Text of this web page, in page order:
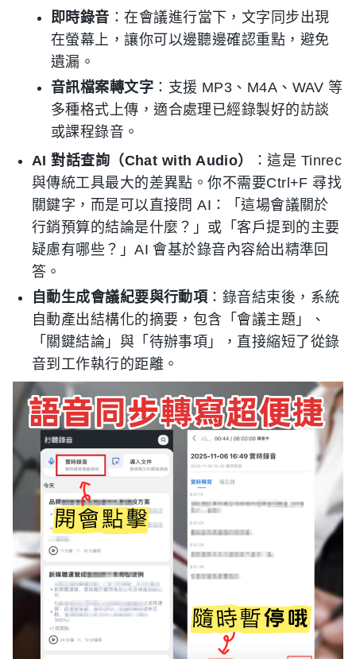
即時錄音 ：在會議進行當下，文字同步出現
在螢幕上，讓你可以邊聽邊確認重點，避免
遺漏。
音訊檔案轉文字 ：支援 MP3、M4A、WAV 等
多種格式上傳，適合處理已經錄製好的訪談
或課程錄音。
AI 對話查詢（Chat with Audio）
：這是 Tinrec
與傳統工具最大的差異點。你不需要Ctrl+F 尋找
關鍵字，而是可以直接問 AI：「這場會議關於
行銷預算的結論是什麼？」或「客戶提到的主要
疑慮有哪些？」AI 會基於錄音內容給出精準回
答。
自動生成會議紀要與行動項 ：錄音結束後，系統
自動產出結構化的摘要，包含「會議主題」、
「關鍵結論」與「待辦事項」，直接縮短了從錄
音到工作執行的距離。